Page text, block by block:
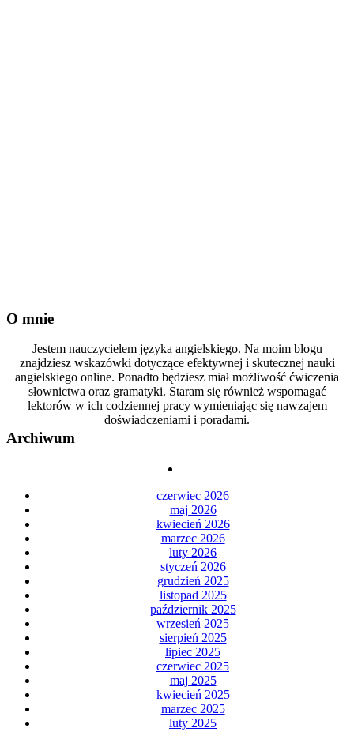
O mnie
Jestem nauczycielem języka angielskiego. Na moim blogu
znajdziesz wskazówki dotyczące efektywnej i skutecznej nauki
angielskiego online. Ponadto będziesz miał możliwość ćwiczenia
słownictwa oraz gramatyki. Staram się również wspomagać
lektorów w ich codziennej pracy wymieniając się nawzajem
doświadczeniami i poradami.
Archiwum
czerwiec 2026
maj 2026
kwiecień 2026
marzec 2026
luty 2026
styczeń 2026
grudzień 2025
listopad 2025
październik 2025
wrzesień 2025
sierpień 2025
lipiec 2025
czerwiec 2025
maj 2025
kwiecień 2025
marzec 2025
luty 2025